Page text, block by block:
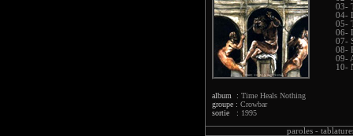
album : Time Heals Nothing
groupe : Crowbar
sortie : 1995
03-
04-
05-
06-
07-
08-
09-
10-
paroles -